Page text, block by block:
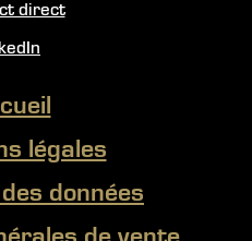
direct
légales
données